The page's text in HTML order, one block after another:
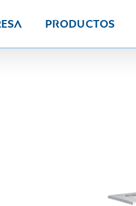
Productos